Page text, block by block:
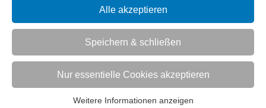
Vorlesen
Informationen zum Readspeaker öffnen
Praktisch für die Praxis:
Alle akzeptieren
Speichern & schließen
Nur essentielle Cookies akzeptieren
Weitere Informationen anzeigen